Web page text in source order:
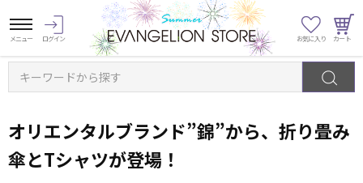
キーワードから探す
オリエンタルブランド”錦”から、折り畳み
傘とTシャツが登場！